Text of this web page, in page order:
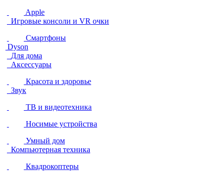
Apple
Игровые консоли и VR очки
Смартфоны
Dyson
Для дома
Аксессуары
Красота и здоровье
Звук
ТВ и видеотехника
Носимые устройства
Умный дом
Компьютерная техника
Квадрокоптеры